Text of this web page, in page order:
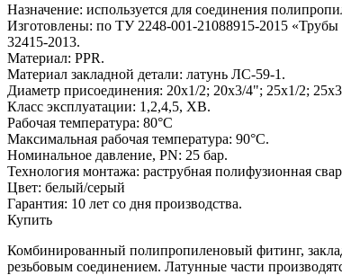
Назначение: используется для соединения
Изготовлены: по ТУ 2248-001-21088915-2015
32415-2013.
Материал: PPR.
Материал закладной детали: латунь ЛС-59-1.
Диаметр присоединения: 20х1/2; 20х3/4"; 25х1/2;
Класс эксплуатации: 1,2,4,5, ХВ.
Рабочая температура: 80°С
Максимальная рабочая температура: 90°С.
Номинальное давление, PN: 25 бар.
Технология монтажа: раструбная полифузионная
Цвет: белый/серый
Гарантия: 10 лет со дня производства.
Купить
Комбинированный полипропиленовый фитинг,
резьбовым соединением. Латунные части